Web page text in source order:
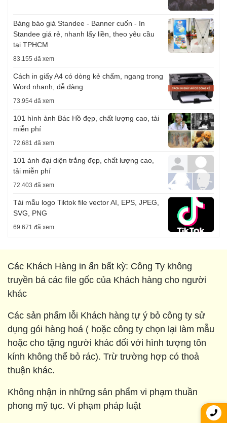
Bảng báo giá Standee - Banner cuốn - In
Standee giá rẻ, nhanh lấy liền, theo yêu cầu
tại TPHCM
83.155 đã xem
Cách in giấy A4 có dòng kẻ chấm, ngang trong
Word nhanh, dễ dàng
73.954 đã xem
101 hình ảnh Bác Hồ đẹp, chất lượng cao, tải
miễn phí
72.681 đã xem
101 ảnh đại diện trắng đẹp, chất lượng cao,
tải miễn phí
72.403 đã xem
Tải mẫu logo Tiktok file vector AI, EPS, JPEG,
SVG, PNG
69.671 đã xem
Các Khách Hàng in ấn bất kỳ: Công Ty không
truyền bá các file gốc của Khách hàng cho người
khác
Các sản phẩm lỗi Khách hàng tự ý bỏ công ty sử
dụng gói hàng hoá ( hoặc công ty chọn lại làm mẫu
hoặc cho tặng người khác đối với hình tượng tôn
kính không thể bỏ rác). Trừ trường hợp có thoả
thuận khác.
Không nhận in những sản phẩm vi phạm thuần
phong mỹ tục. Vi phạm pháp luật